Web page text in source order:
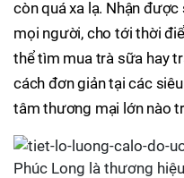
còn quá xa lạ. Nhận
mọi người, cho tới thời
thể tìm mua trà sữa hay
cách đơn giản tại các
tâm thương mại lớn nào
Phúc Long là thương